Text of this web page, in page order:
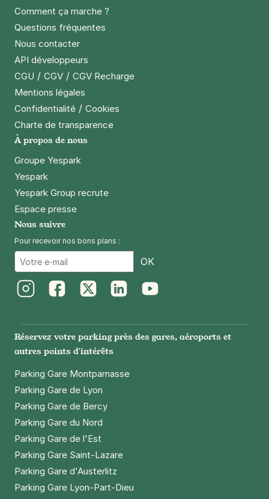
Comment ça marche ?
Questions fréquentes
Nous contacter
API développeurs
CGU / CGV / CGV Recharge
Mentions légales
Confidentialité / Cookies
Charte de transparence
À propos de nous
Groupe Yespark
Yespark
Yespark Group recrute
Espace presse
Nous suivre
Pour recevoir nos bons plans :
OK
Réservez votre parking près des gares, aéroports et
autres points d'intérêts
Parking Gare Montparnasse
Parking Gare de Lyon
Parking Gare de Bercy
Parking Gare du Nord
Parking Gare de l'Est
Parking Gare Saint-Lazare
Parking Gare d'Austerlitz
Parking Gare Lyon-Part-Dieu